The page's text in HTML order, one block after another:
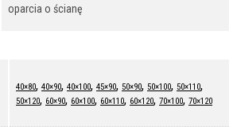
oparcia o ścianę
40×80, 40×90, 40×100, 45×90, 50×90, 50×100, 50×110,
50×120, 60×90, 60×100, 60×110, 60×120, 70×100, 70×120